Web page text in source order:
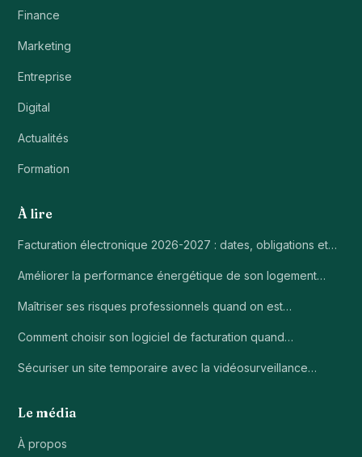
Finance
Marketing
Entreprise
Digital
Actualités
Formation
À lire
Facturation électronique 2026-2027 : dates, obligations et…
Améliorer la performance énergétique de son logement…
Maîtriser ses risques professionnels quand on est…
Comment choisir son logiciel de facturation quand…
Sécuriser un site temporaire avec la vidéosurveillance…
Le média
À propos